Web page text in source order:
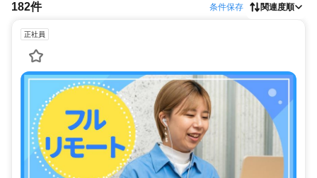
182件 条件保存 関連度順
正社員